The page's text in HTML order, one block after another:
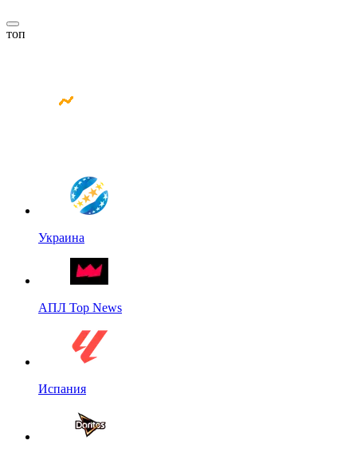
топ
Украина
АПЛ Top News
Испания